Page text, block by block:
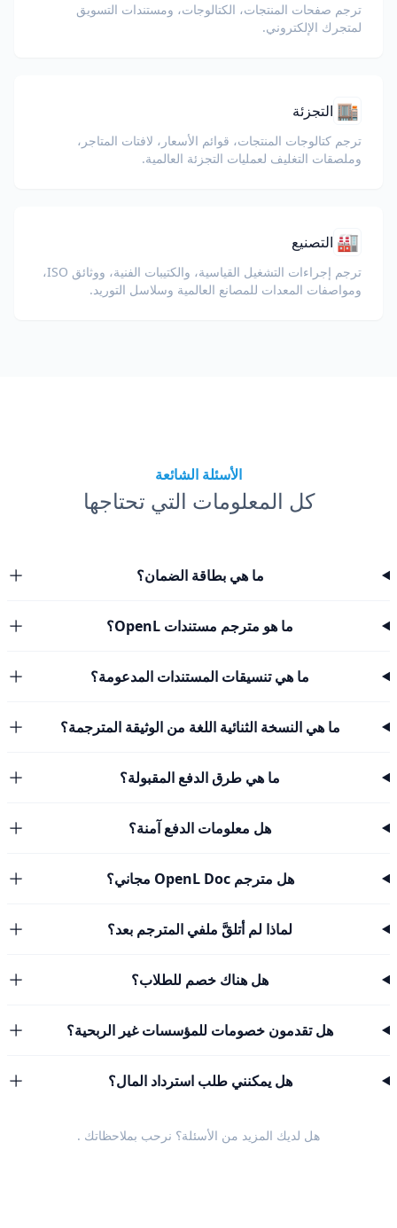
ترجم صفحات المنتجات، الكتالوجات، ومستندات التسويق
لمتجرك الإلكتروني.
🏬 التجزئة
ترجم كتالوجات المنتجات، قوائم الأسعار، لافتات المتاجر،
وملصقات التغليف لعمليات التجزئة العالمية.
🏭 التصنيع
ترجم إجراءات التشغيل القياسية، والكتيبات الفنية، ووثائق ISO،
ومواصفات المعدات للمصانع العالمية وسلاسل التوريد.
الأسئلة الشائعة
كل المعلومات التي تحتاجها
ما هي بطاقة الضمان؟
ما هو مترجم مستندات OpenL؟
ما هي تنسيقات المستندات المدعومة؟
ما هي النسخة الثنائية اللغة من الوثيقة المترجمة؟
ما هي طرق الدفع المقبولة؟
هل معلومات الدفع آمنة؟
هل مترجم OpenL Doc مجاني؟
لماذا لم أتلقَّ ملفي المترجم بعد؟
هل هناك خصم للطلاب؟
هل تقدمون خصومات للمؤسسات غير الربحية؟
هل يمكنني طلب استرداد المال؟
هل لديك المزيد من الأسئلة؟ نرحب بملاحظاتك .